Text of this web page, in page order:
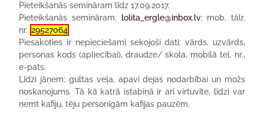
Pieteikšanās semināram līdz17.09.2017.
Pieteikšanās semināram:
lolita_ergle@inbox.lv; mob. tālr.
nr. 29527064
Piesakoties ir nepieciešami sekojoši dati: vārds, uzvārds,
personas kods (apliecībai), draudze/ skola, mobilā tel. nr.,
e-pats.
Līdzi jāņem: gultas veļa, apavi dejas nodarbībai un možs
noskaņojums. Tā kā katrā istabiņā ir arī virtuvīte, līdzi var
ņemt kafiju, tēju personīgām kafijas pauzēm.